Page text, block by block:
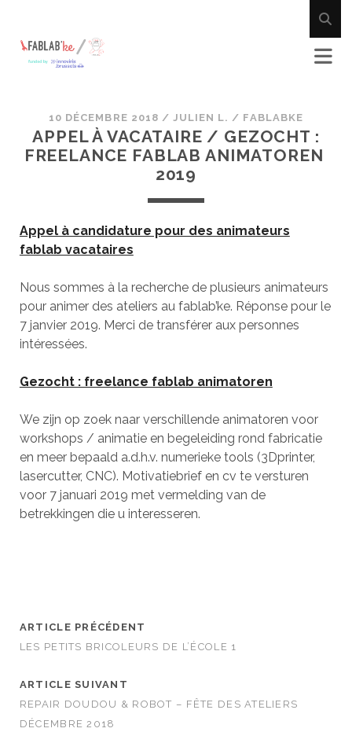
10 DÉCEMBRE 2018 / JULIEN L. / FABLABKE
APPEL À VACATAIRE / GEZOCHT :
FREELANCE FABLAB ANIMATOREN
2019
Appel à candidature pour des animateurs
fablab vacataires
Nous sommes à la recherche de plusieurs animateurs
pour animer des ateliers au fablab’ke. Réponse pour le
7 janvier 2019. Merci de transférer aux personnes
intéressées.
Gezocht : freelance fablab animatoren
We zijn op zoek naar verschillende animatoren voor
workshops / animatie en begeleiding rond fabricatie
en meer bepaald a.d.h.v. numerieke tools (3Dprinter,
lasercutter, CNC). Motivatiebrief en cv te versturen
voor 7 januari 2019 met vermelding van de
betrekkingen die u interesseren.
ARTICLE PRÉCÉDENT
LES PETITS BRICOLEURS DE L’ÉCOLE 1
ARTICLE SUIVANT
REPAIR DOUDOU & ROBOT – FÊTE DES ATELIERS
DÉCEMBRE 2018